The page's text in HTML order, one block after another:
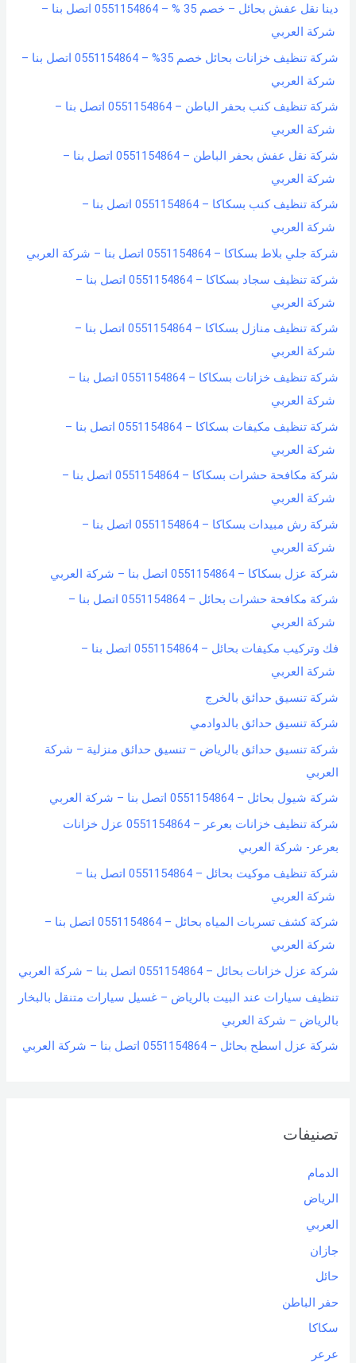
دينا نقل عفش بحائل – خصم 35 % – 0551154864 اتصل بنا –
شركة العربي
شركة تنظيف خزانات بحائل خصم 35% – 0551154864 اتصل بنا –
شركة العربي
شركة تنظيف كنب بحفر الباطن – 0551154864 اتصل بنا –
شركة العربي
شركة نقل عفش بحفر الباطن – 0551154864 اتصل بنا –
شركة العربي
شركة تنظيف كنب بسكاكا – 0551154864 اتصل بنا –
شركة العربي
شركة جلي بلاط بسكاكا – 0551154864 اتصل بنا – شركة العربي
شركة تنظيف سجاد بسكاكا – 0551154864 اتصل بنا –
شركة العربي
شركة تنظيف منازل بسكاكا – 0551154864 اتصل بنا –
شركة العربي
شركة تنظيف خزانات بسكاكا – 0551154864 اتصل بنا –
شركة العربي
شركة تنظيف مكيفات بسكاكا – 0551154864 اتصل بنا –
شركة العربي
شركة مكافحة حشرات بسكاكا – 0551154864 اتصل بنا –
شركة العربي
شركة رش مبيدات بسكاكا – 0551154864 اتصل بنا –
شركة العربي
شركة عزل بسكاكا – 0551154864 اتصل بنا – شركة العربي
شركة مكافحة حشرات بحائل – 0551154864 اتصل بنا –
شركة العربي
فك وتركيب مكيفات بحائل – 0551154864 اتصل بنا –
شركة العربي
شركة تنسيق حدائق بالخرج
شركة تنسيق حدائق بالدوادمي
شركة تنسيق حدائق بالرياض – تنسيق حدائق منزلية – شركة
العربي
شركة شيول بحائل – 0551154864 اتصل بنا – شركة العربي
شركة تنظيف خزانات بعرعر – 0551154864 عزل خزانات
بعرعر- شركة العربي
شركة تنظيف موكيت بحائل – 0551154864 اتصل بنا –
شركة العربي
شركة كشف تسربات المياه بحائل – 0551154864 اتصل بنا –
شركة العربي
شركة عزل خزانات بحائل – 0551154864 اتصل بنا – شركة العربي
تنظيف سيارات عند البيت بالرياض – غسيل سيارات متنقل بالبخار
بالرياض – شركة العربي
شركة عزل اسطح بحائل – 0551154864 اتصل بنا – شركة العربي
تصنيفات
الدمام
الرياض
العربي
جازان
حائل
حفر الباطن
سكاكا
عرعر